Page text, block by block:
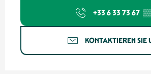
+33 6 33 73 67
KONTAKTIEREN SIE